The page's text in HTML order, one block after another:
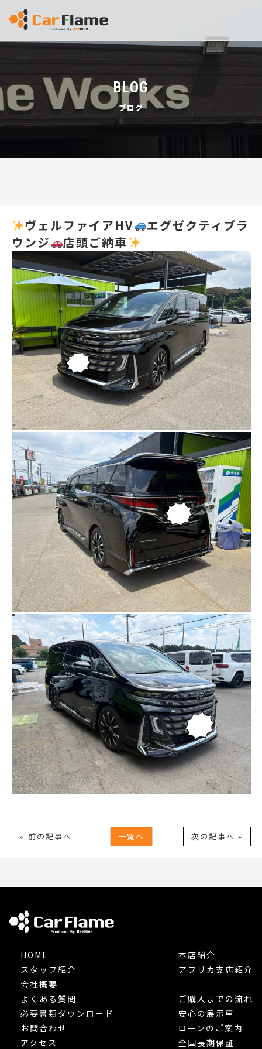
BLOG
ブログ
ヴェルファイアHV
エグゼクティブラ
ウンジ
店頭ご納車
« 前の記事へ 一覧へ 次の記事へ »
HOME
スタッフ紹介
会社概要
本店紹介
アフリカ支店紹介
よくある質問
必要書類ダウンロード
お問合わせ
アクセス
ご購入までの流れ
安心の展示車
ローンのご案内
全国長期保証